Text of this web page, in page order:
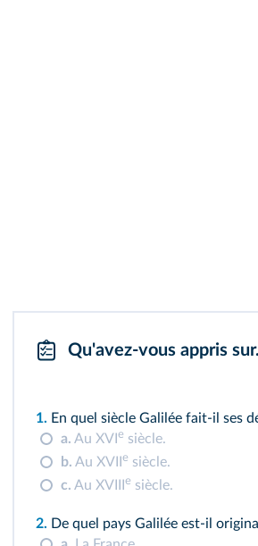
Qu'avez-vous appris
1. En quel siècle Galilée fait-il ses
a. Au XVIe siècle.
b. Au XVIIe siècle.
c. Au XVIIIe siècle.
2. De quel pays Galilée est-il